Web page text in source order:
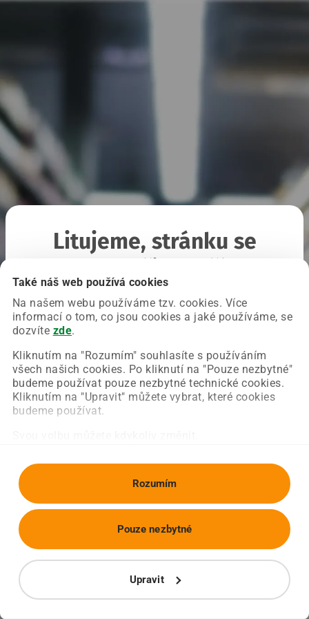
Také náš web používá cookies
Na našem webu používáme tzv. cookies. Více
informací o tom, co jsou cookies a jaké používáme, se
dozvíte zde.
Kliknutím na "Rozumím" souhlasíte s používáním
všech našich cookies. Po kliknutí na "Pouze nezbytné"
budeme používat pouze nezbytné technické cookies.
Kliknutím na "Upravit" můžete vybrat, které cookies
budeme používat.
Rozumím
Upravit
Pouze nezbytné
Litujeme, stránku se
Chyba nastala na naší straně a už ji opravujeme.
Zkuste prosím znovu načíst požadovanou stránku.
Obnovit stránku Úvodní strana